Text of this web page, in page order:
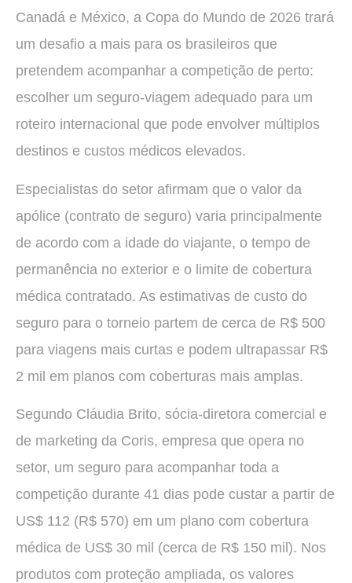
Canadá e México, a Copa do Mundo de 2026 trará
um desafio a mais para os brasileiros que
pretendem acompanhar a competição de perto:
escolher um seguro-viagem adequado para um
roteiro internacional que pode envolver múltiplos
destinos e custos médicos elevados.
Especialistas do setor afirmam que o valor da
apólice (contrato de seguro) varia principalmente
de acordo com a idade do viajante, o tempo de
permanência no exterior e o limite de cobertura
médica contratado. As estimativas de custo do
seguro para o torneio partem de cerca de R$ 500
para viagens mais curtas e podem ultrapassar R$
2 mil em planos com coberturas mais amplas.
Segundo Cláudia Brito, sócia-diretora comercial e
de marketing da Coris, empresa que opera no
setor, um seguro para acompanhar toda a
competição durante 41 dias pode custar a partir de
US$ 112 (R$ 570) em um plano com cobertura
médica de US$ 30 mil (cerca de R$ 150 mil). Nos
produtos com proteção ampliada, os valores